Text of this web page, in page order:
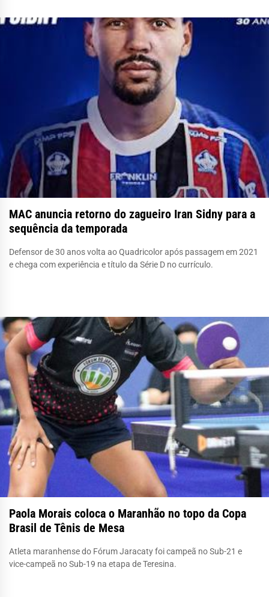
MAC anuncia retorno do zagueiro Iran Sidny para a
sequência da temporada
Defensor de 30 anos volta ao Quadricolor após passagem em 2021
e chega com experiência e título da Série D no currículo.
Paola Morais coloca o Maranhão no topo da Copa
Brasil de Tênis de Mesa
Atleta maranhense do Fórum Jaracaty foi campeã no Sub-21 e
vice-campeã no Sub-19 na etapa de Teresina.